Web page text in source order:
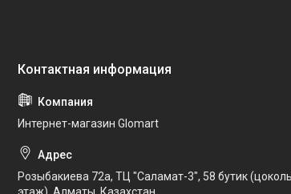
Интернет-магазин Glomart
Розыбакиева 72а, ТЦ "Саламат-3", 58 бутик